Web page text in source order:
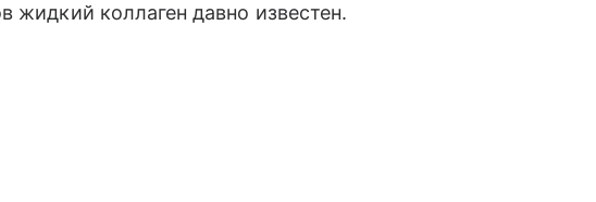
жидкий коллаген давно известен.